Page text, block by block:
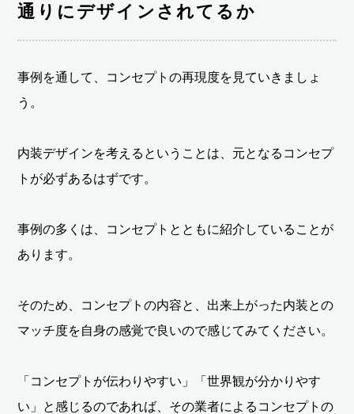
通りにデザインされてるか
事例を通して、コンセプトの再現度を見ていきましょ
う。
内装デザインを考えるということは、元となるコンセプ
トが必ずあるはずです。
事例の多くは、コンセプトとともに紹介していることが
あります。
そのため、コンセプトの内容と、出来上がった内装との
マッチ度を自身の感覚で良いので感じてみてください。
「コンセプトが伝わりやすい」「世界観が分かりやす
い」と感じるのであれば、その業者によるコンセプトの